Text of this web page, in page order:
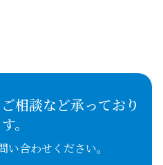
相談など承っており
。
い合わせください。